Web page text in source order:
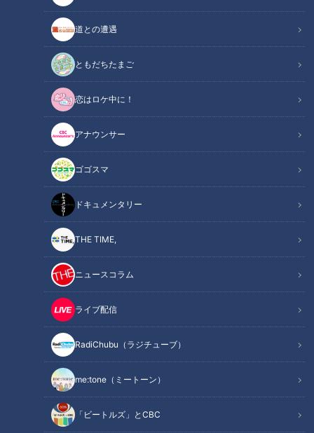
道との遭遇
ともだちたまご
恋はロケ中に！
アナウンサー
ゴゴスマ
ドキュメンタリー
THE TIME,
ニュースコラム
ライブ配信
RadiChubu（ラジチューブ）
me:tone（ミートーン）
「ビートルズ」とCBC
CBCテレビ：画像「デララバ」
この記事の画像（全7枚）
記事に戻る
この記事を見たあなたへのおすすめ
風来坊風の手羽先 作り方